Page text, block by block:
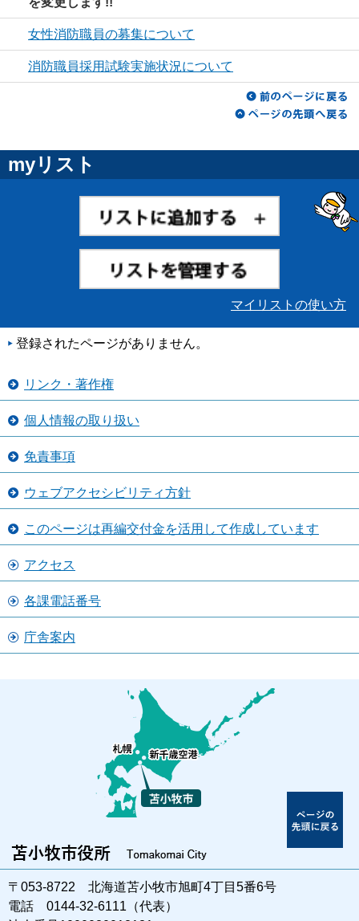
女性消防職員の募集について
消防職員採用試験実施状況について
myリスト
マイリストの使い方
登録されたページがありません。
リンク・著作権
個人情報の取り扱い
免責事項
ウェブアクセシビリティ方針
このページは再編交付金を活用して作成しています
アクセス
各課電話番号
庁舎案内
〒053-8722 北海道苫小牧市旭町4丁目5番6号
電話 0144-32-6111（代表）